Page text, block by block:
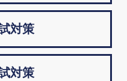
対策
対策